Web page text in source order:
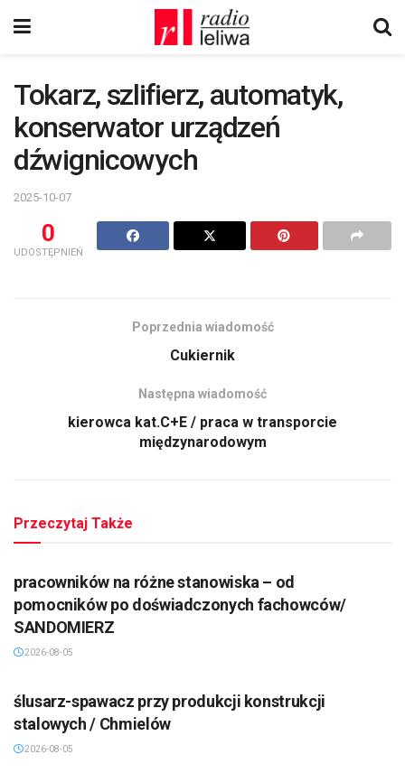
Tokarz, szlifierz, automatyk,
konserwator urządzeń
dźwignicowych
2025-10-07
0
UDOSTĘPNIEŃ
Poprzednia wiadomość
Cukiernik
Następna wiadomość
kierowca kat.C+E / praca w transporcie
międzynarodowym
Przeczytaj Także
pracowników na różne stanowiska – od
pomocników po doświadczonych fachowców/
SANDOMIERZ
2026-08-05
ślusarz-spawacz przy produkcji konstrukcji
stalowych / Chmielów
2026-08-05